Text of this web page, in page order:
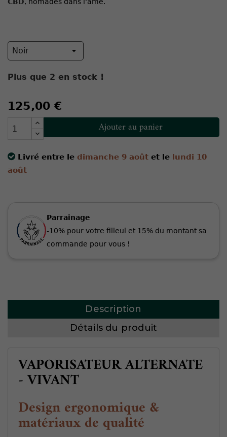
CBD, nomades dans l'âme.
Plus que 2 en stock !
125,00 €
Ajouter au panier
Livré entre le dimanche 9 août et le lundi 10
août
Parrainage
-10% pour votre filleul et 15% du montant sa
commande pour vous !
Description
Détails du produit
VAPORISATEUR ALTERNATE
- VIVANT
Design ergonomique &
matériaux de qualité